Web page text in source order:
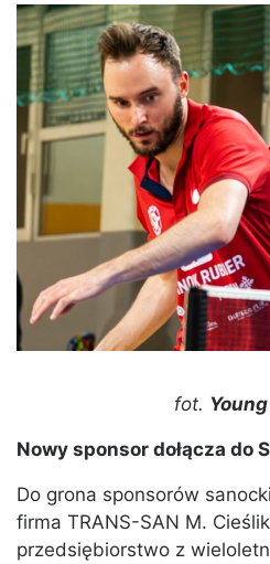
fot.
Nowy sponsor dołącza do
Do grona sponsorów
firma TRANS-SAN M.
przedsiębiorstwo z